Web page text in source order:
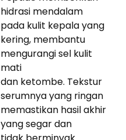
hidrasi mendalam
pada kulit kepala yang
kering, membantu
mengurangi sel kulit
mati
dan ketombe. Tekstur
serumnya yang ringan
memastikan hasil akhir
yang segar dan